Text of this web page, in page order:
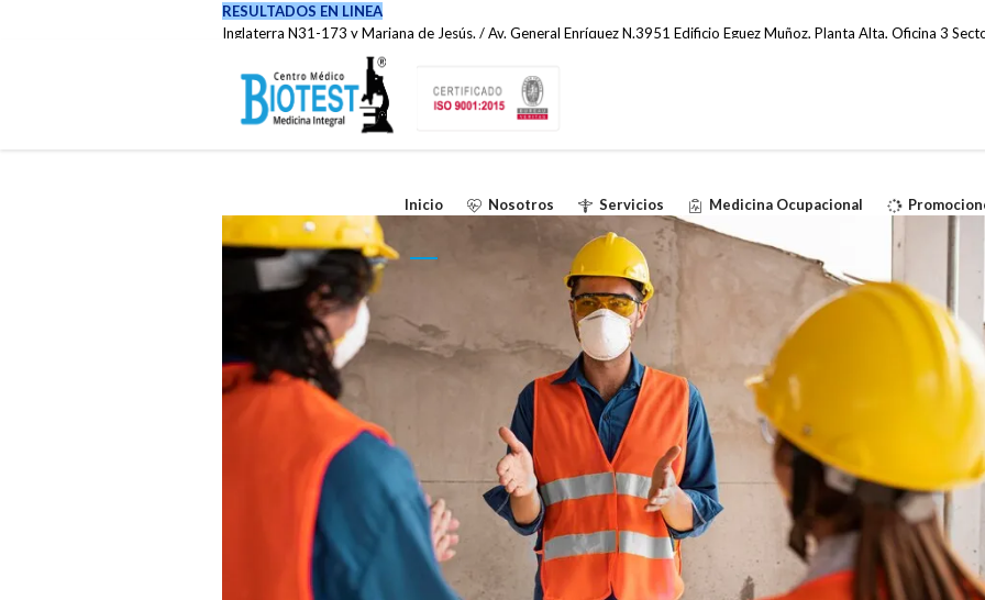
RESULTADOS EN LINEA
Inglaterra N31-173 y Mariana de Jesús. / Av. General Enríquez N.3951 Edificio Eguez Muñoz, Planta Alta, Oficina 3
(02) 222-0737 / 099 6353 007
Inicio Nosotros Servicios Medicina Ocupacional